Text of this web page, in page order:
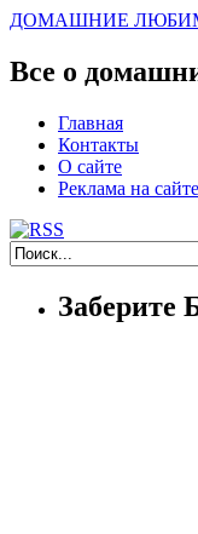
ДОМАШНИЕ
Все о
Главная
Контакты
О сайте
Реклама на сайте